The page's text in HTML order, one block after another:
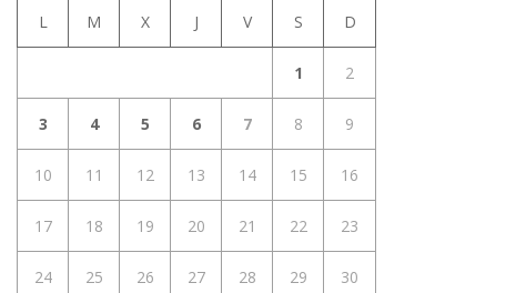
L M X J V S D
1 2
3 4 5 6 7 8 9
10 11 12 13 14 15 16
17 18 19 20 21 22 23
24 25 26 27 28 29 30